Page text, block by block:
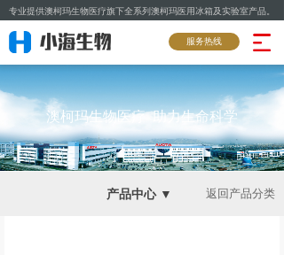
专业提供澳柯玛生物医疗旗下全系列澳柯玛医用冰箱及实验室产品。
澳柯玛生物医疗 助力生命科学
服务热线
产品中心 ▼ 返回产品分类